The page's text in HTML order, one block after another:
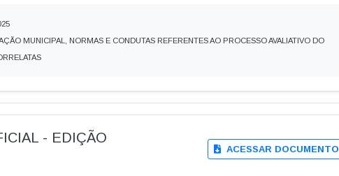
MUNICIPAL, NORMAS E CONDUTAS REFERENTES AO PROCESSO AVALIATIVO DO
- EDIÇÃO
ACESSAR DOCUMENTO